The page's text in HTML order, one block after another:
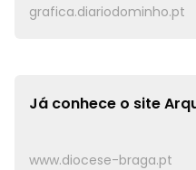
grafica.diariodominho.pt
Já conhece o site
www.diocese-braga.pt